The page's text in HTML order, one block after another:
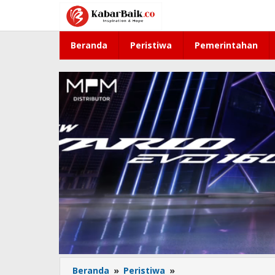
konten
Beranda Peristiwa Pemerintahan
Beranda » Peristiwa »